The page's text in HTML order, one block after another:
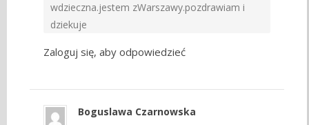
wdzieczna.jestem zWarszawy.pozdrawiam i
dziekuje
Zaloguj się, aby odpowiedzieć
Boguslawa Czarnowska